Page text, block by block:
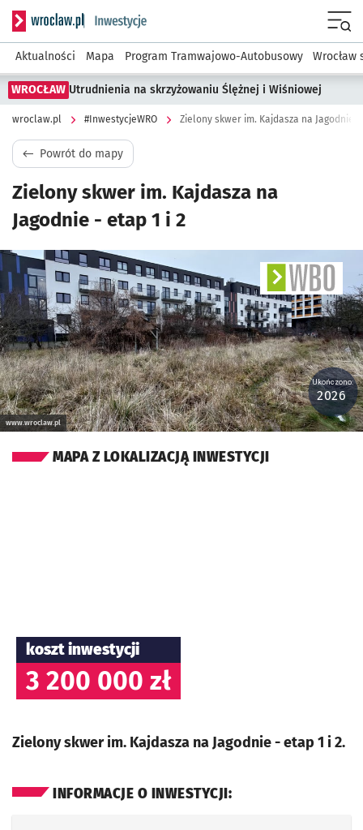
Serwis informacyjny wroclaw.pl podserwis:
Aktualności Mapa Program Tramwajowo-Autobusowy Wrocław
WROCŁAW Utrudnienia na skrzyżowaniu Ślężnej i Wiśniowej
wroclaw.pl #InwestycjeWRO Zielony skwer im. Kajdasza na Jagodnie -
Powrót do mapy
Zielony skwer im. Kajdasza na
Jagodnie - etap 1 i 2
www.wroclaw.pl
Ukończono:
2026
MAPA Z LOKALIZACJĄ INWESTYCJI
koszt inwestycji
3 200 000 zł
Zielony skwer im. Kajdasza na Jagodnie - etap 1 i 2.
INFORMACJE O INWESTYCJI: